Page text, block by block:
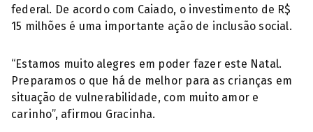
federal. De acordo com Caiado, o investimento de R$
15 milhões é uma importante ação de inclusão social.
“Estamos muito alegres em poder fazer este Natal.
Preparamos o que há de melhor para as crianças em
situação de vulnerabilidade, com muito amor e
carinho”, afirmou Gracinha.